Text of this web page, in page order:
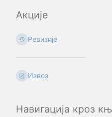
Акције
Ревизије
Извоз
Навигација кроз